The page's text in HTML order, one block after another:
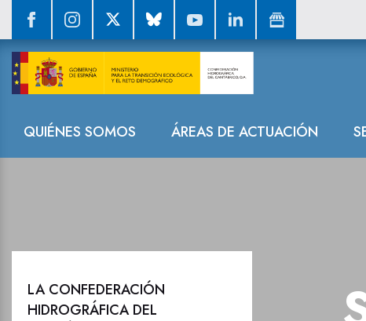
Navegación
QUIÉNES SOMOS ÁREAS DE ACTUACIÓN
La
LA CONFEDERACIÓN
HIDROGRÁFICA DEL